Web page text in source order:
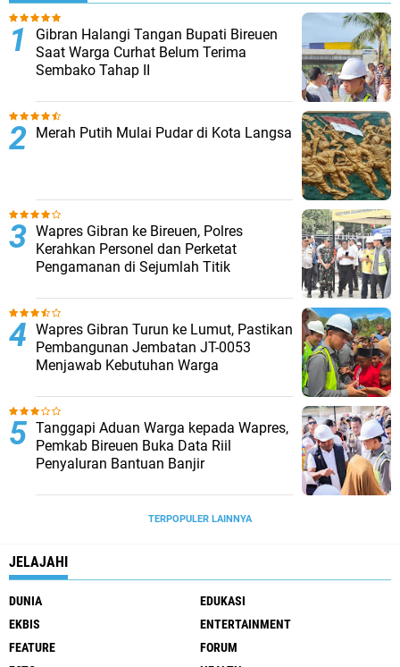
Gibran Halangi Tangan Bupati Bireuen
Saat Warga Curhat Belum Terima
Sembako Tahap II
Merah Putih Mulai Pudar di Kota Langsa
Wapres Gibran ke Bireuen, Polres
Kerahkan Personel dan Perketat
Pengamanan di Sejumlah Titik
Wapres Gibran Turun ke Lumut, Pastikan
Pembangunan Jembatan JT-0053
Menjawab Kebutuhan Warga
Tanggapi Aduan Warga kepada Wapres,
Pemkab Bireuen Buka Data Riil
Penyaluran Bantuan Banjir
TERPOPULER LAINNYA
JELAJAHI
DUNIA
EDUKASI
EKBIS
ENTERTAINMENT
FEATURE
FORUM